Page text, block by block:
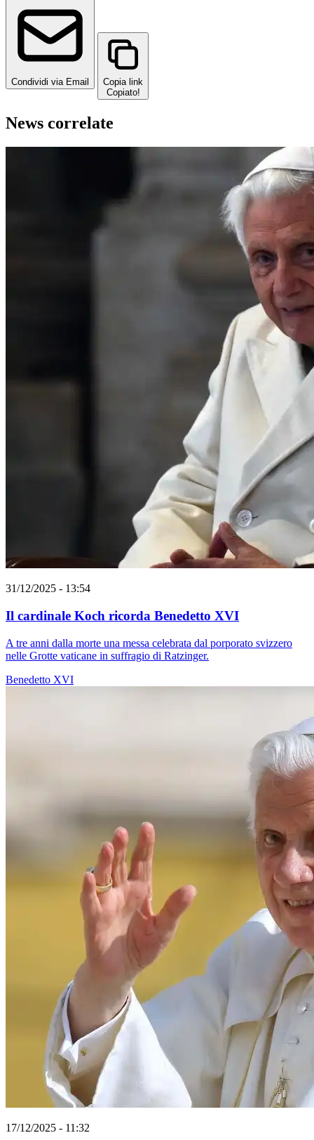
Condividi via Email
Copia link
Copiato!
News correlate
31/12/2025 - 13:54
Il cardinale Koch ricorda Benedetto XVI
A tre anni dalla morte una messa celebrata dal porporato svizzero
nelle Grotte vaticane in suffragio di Ratzinger.
Benedetto XVI
17/12/2025 - 11:32